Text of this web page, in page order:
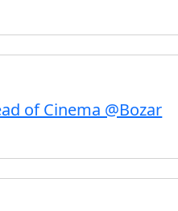
of Cinema @Bozar